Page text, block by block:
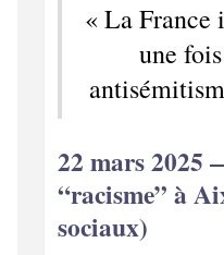
« La France
une
22 mars 2025
“racisme” à
sociaux)